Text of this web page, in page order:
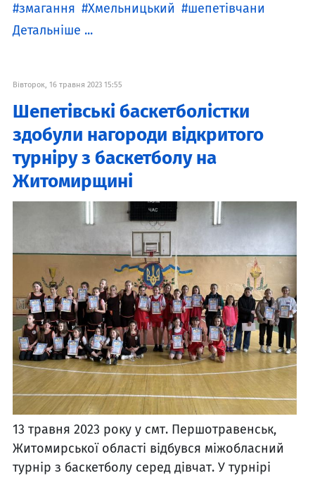
змагання
Хмельницький
шепетівчани
Детальніше ...
Вівторок, 16 травня 2023 15:55
Шепетівські баскетболістки
здобули нагороди відкритого
турніру з баскетболу на
Житомирщині
13 травня 2023 року у смт. Першотравенськ,
Житомирської області відбувся міжобласний
турнір з баскетболу серед дівчат. У турнірі